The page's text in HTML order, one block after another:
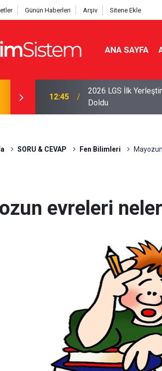
Günün Haberleri Arşiv Sitene Ekle
ANA SAYFA
Puanla
12:45
2026 LGS İlk
Doldu
SORU & CEVAP Fen Bilimleri
evreleri